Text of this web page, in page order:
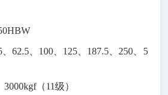
62.5、100、125、187.5、250、5
（11级）